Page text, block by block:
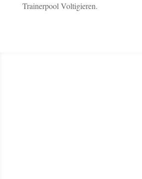
Trainerpool Voltigieren.